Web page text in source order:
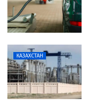
КАЗАХСТАН